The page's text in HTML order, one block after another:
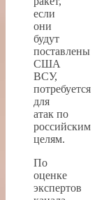
если
они
будут
поставлены
США
ВСУ,
потребуется
для
атак по
российским
целям.
По
оценке
экспертов